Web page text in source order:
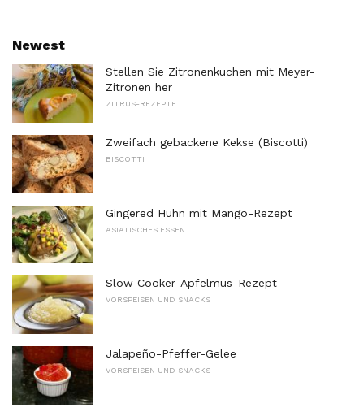
Newest
Stellen Sie Zitronenkuchen mit Meyer-
Zitronen her
ZITRUS-REZEPTE
Zweifach gebackene Kekse (Biscotti)
BISCOTTI
Gingered Huhn mit Mango-Rezept
ASIATISCHES ESSEN
Slow Cooker-Apfelmus-Rezept
VORSPEISEN UND SNACKS
Jalapeño-Pfeffer-Gelee
VORSPEISEN UND SNACKS